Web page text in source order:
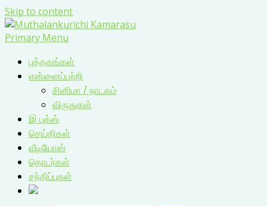
Skip to content
Primary Menu
புத்தகங்கள்
என்னைப்பற்றி
சினிமா / நாடகம்
விருதுகள்
இ புக்ஸ்
செய்திகள்
வீடியோஸ்
தொடர்கள்
சந்திப்புகள்